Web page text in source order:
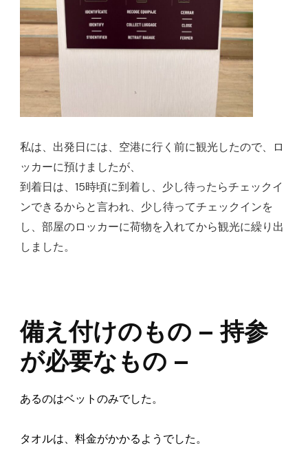
私は、出発日には、空港に行く前に観光したので、ロ
ッカーに預けましたが、
到着日は、15時頃に到着し、少し待ったらチェックイ
ンできるからと言われ、少し待ってチェックインを
し、部屋のロッカーに荷物を入れてから観光に繰り出
しました。
備え付けのもの – 持参
が必要なもの –
あるのはベットのみでした。
タオルは、料金がかかるようでした。